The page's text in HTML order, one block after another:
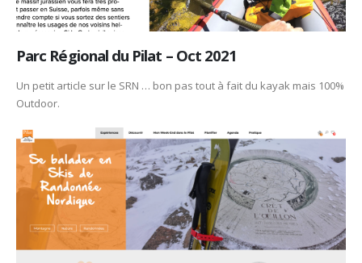
Parc Régional du Pilat – Oct 2021
Un petit article sur le SRN … bon pas tout à fait du kayak mais 100%
Outdoor.